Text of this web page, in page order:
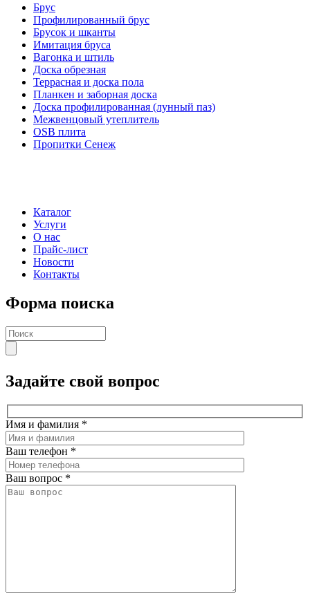
Брус
Профилированный брус
Брусок и шканты
Имитация бруса
Вагонка и штиль
Доска обрезная
Террасная и доска пола
Планкен и заборная доска
Доска профилированная (лунный паз)
Межвенцовый утеплитель
OSB плита
Пропитки Сенеж
Каталог
Услуги
О нас
Прайс-лист
Новости
Контакты
Форма поиска
Задайте свой вопрос
Имя и фамилия *
Ваш телефон *
Ваш вопрос *